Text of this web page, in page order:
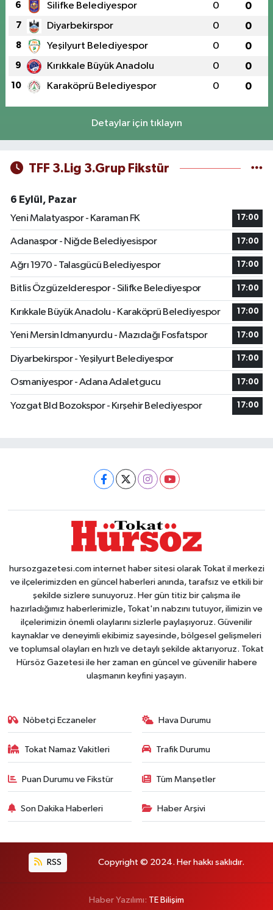
6 Silifke Belediyespor 0 0
7 Diyarbekirspor 0 0
8 Yeşilyurt Belediyespor 0 0
9 Kırıkkale Büyük Anadolu 0 0
10 Karaköprü Belediyespor 0 0
Detaylar için tıklayın
TFF 3.Lig 3.Grup Fikstür
6 Eylül, Pazar
Yeni Malatyaspor - Karaman FK
17:00
Adanaspor - Niğde Belediyesispor 17:00
Ağrı 1970 - Talasgücü Belediyespor 17:00
Bitlis Özgüzelderespor - Silifke Belediyespor 17:00
Kırıkkale Büyük Anadolu - Karaköprü Belediyespor 17:00
Yeni Mersin Idmanyurdu - Mazıdağı Fosfatspor 17:00
Diyarbekirspor - Yeşilyurt Belediyespor 17:00
Osmaniyespor - Adana Adaletgucu 17:00
Yozgat Bld Bozokspor - Kırşehir Belediyespor 17:00
hursozgazetesi.com internet haber sitesi olarak Tokat il merkezi
ve ilçelerimizden en güncel haberleri anında, tarafsız ve etkili bir
şekilde sizlere sunuyoruz. Her gün titiz bir çalışma ile
hazırladığımız haberlerimizle, Tokat'ın nabzını tutuyor, ilimizin ve
ilçelerimizin önemli olaylarını sizlerle paylaşıyoruz. Güvenilir
kaynaklar ve deneyimli ekibimiz sayesinde, bölgesel gelişmeleri
ve toplumsal olayları en hızlı ve detaylı şekilde aktarıyoruz. Tokat
Hürsöz Gazetesi ile her zaman en güncel ve güvenilir habere
ulaşmanın keyfini yaşayın.
Nöbetçi Eczaneler Hava Durumu
Tokat Namaz Vakitleri Trafik Durumu
Puan Durumu ve Fikstür Tüm Manşetler
Son Dakika Haberleri Haber Arşivi
RSS Copyright © 2024. Her hakkı saklıdır.
Haber Yazılımı: TE Bilişim